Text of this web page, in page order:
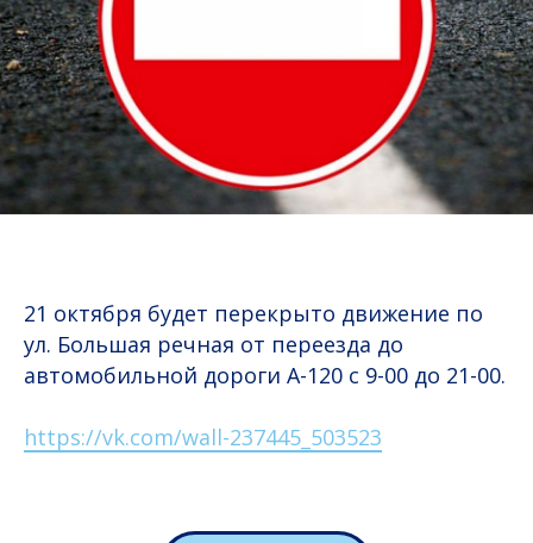
21 октября будет перекрыто движение по
ул. Большая речная от переезда до
автомобильной дороги А-120 с 9-00 до 21-00.
https://vk.com/wall-237445_503523